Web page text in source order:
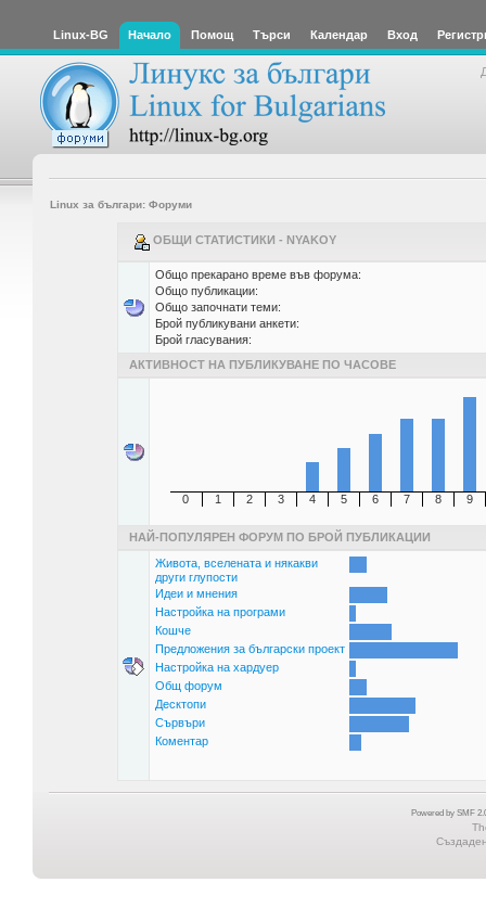
Linux-BG Начало Помощ Търси Календар Вход
Linux за българи: Форуми
ОБЩИ СТАТИСТИКИ - NYAKOY
Общо прекарано време във форума:
Общо публикации:
Общо започнати теми:
Брой публикувани анкети:
Брой гласувания:
АКТИВНОСТ НА ПУБЛИКУВАНЕ ПО ЧАСОВЕ
0 1 2 3 4 5 6 7 8 9
НАЙ-ПОПУЛЯРЕН ФОРУМ ПО БРОЙ ПУБЛИКАЦИИ
Живота, вселената и някакви
други глупости
Идеи и мнения
Настройка на програми
Кошче
Предложения за български проект
Настройка на хардуер
Общ форум
Десктопи
Сървъри
Коментар
Powered by SMF